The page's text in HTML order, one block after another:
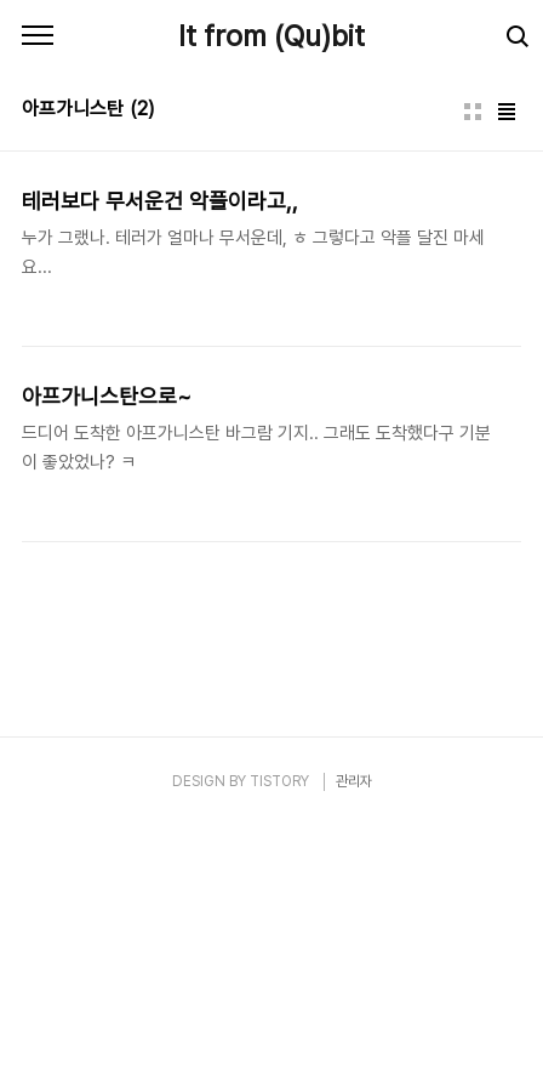
It from (Qu)bit
아프가니스탄 (2)
테러보다 무서운건 악플이라고,,
누가 그랬나. 테러가 얼마나 무서운데, ㅎ 그렇다고 악플 달진 마세
요...
아프가니스탄으로~
드디어 도착한 아프가니스탄 바그람 기지.. 그래도 도착했다구 기분
이 좋았었나? ㅋ
DESIGN BY TISTORY 관리자